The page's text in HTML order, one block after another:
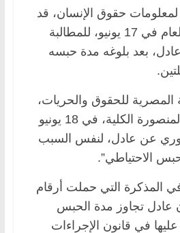
لمعلومات حقوق الإنسان، قد
تقدمت ببلاغ للنائب العام في 17 يونيو، للمطالبة
بعد بلوغه مدة حبسه
للحقوق والحريات،
بمذكرة لنيابة جنوب المنصورة الكلية، في 18 يونيو
عن عادل، لنفس السبب
الاحتياطي”.
المذكرة التي حملت أرقام
2020، أن عادل تجاوز مدة الحبس
في قانون الإجراءات